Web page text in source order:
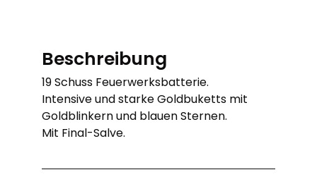
Beschreibung
19 Schuss Feuerwerksbatterie.
Intensive und starke Goldbuketts mit
Goldblinkern und blauen Sternen.
Mit Final-Salve.